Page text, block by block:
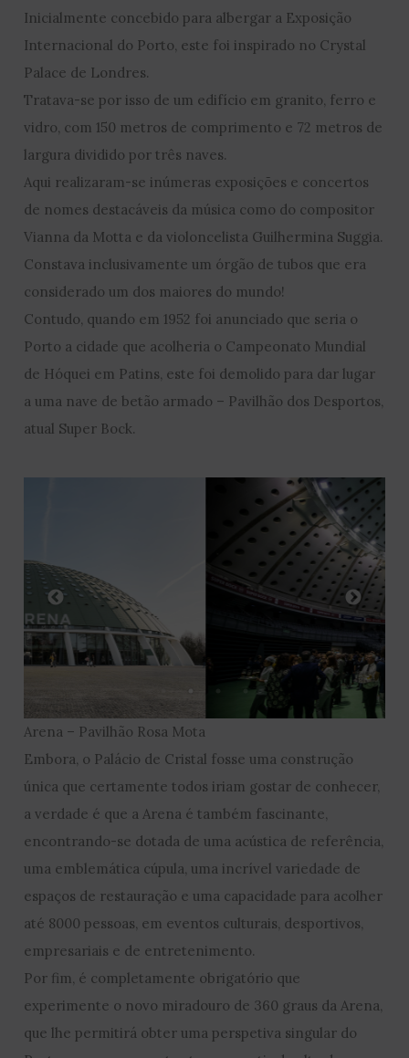
Inicialmente concebido para albergar a Exposição
Internacional do Porto, este foi inspirado no Crystal
Palace de Londres.
Tratava-se por isso de um edifício em granito, ferro e
vidro, com 150 metros de comprimento e 72 metros de
largura dividido por três naves.
Aqui realizaram-se inúmeras exposições e concertos
de nomes destacáveis da música como do compositor
Vianna da Motta e da violoncelista Guilhermina Suggia.
Constava inclusivamente um órgão de tubos que era
considerado um dos maiores do mundo!
Contudo, quando em 1952 foi anunciado que seria o
Porto a cidade que acolheria o Campeonato Mundial
de Hóquei em Patins, este foi demolido para dar lugar
a uma nave de betão armado – Pavilhão dos Desportos,
atual Super Bock.
Arena – Pavilhão Rosa Mota
Embora, o Palácio de Cristal fosse uma construção
única que certamente todos iriam gostar de conhecer,
a verdade é que a Arena é também fascinante,
encontrando-se dotada de uma acústica de referência,
uma emblemática cúpula, uma incrível variedade de
espaços de restauração e uma capacidade para acolher
até 8000 pessoas, em eventos culturais, desportivos,
empresariais e de entretenimento.
Por fim, é completamente obrigatório que
experimente o novo miradouro de 360 graus da Arena,
que lhe permitirá obter uma perspetiva singular do